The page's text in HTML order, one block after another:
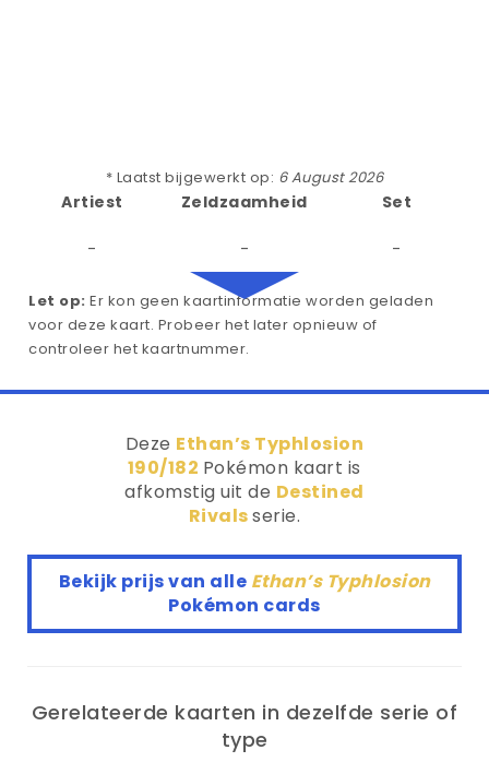
* Laatst bijgewerkt op: 6 August 2026
Artiest
-
Zeldzaamheid
-
Set
-
Let op: Er kon geen kaartinformatie worden geladen
voor deze kaart. Probeer het later opnieuw of
controleer het kaartnummer.
Deze Ethan’s Typhlosion
190/182 Pokémon kaart is
afkomstig uit de Destined
Rivalsserie.
Bekijk prijs van alle Ethan’s Typhlosion
Pokémon cards
Gerelateerde kaarten in dezelfde serie of
type